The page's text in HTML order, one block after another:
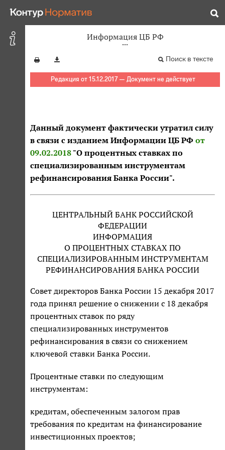
Информация ЦБ РФ
Поиск в тексте
Редакция от 15.12.2017 — Документ не действует
Данный документ фактически утратил силу
в связи с изданием Информации ЦБ РФ от
09.02.2018 "О процентных ставках по
специализированным инструментам
рефинансирования Банка России".
ЦЕНТРАЛЬНЫЙ БАНК РОССИЙСКОЙ
ФЕДЕРАЦИИ
ИНФОРМАЦИЯ
О ПРОЦЕНТНЫХ СТАВКАХ ПО
СПЕЦИАЛИЗИРОВАННЫМ ИНСТРУМЕНТАМ
РЕФИНАНСИРОВАНИЯ БАНКА РОССИИ
Совет директоров Банка России 15 декабря 2017
года принял решение о снижении с 18 декабря
процентных ставок по ряду
специализированных инструментов
рефинансирования в связи со снижением
ключевой ставки Банка России.
Процентные ставки по следующим
инструментам:
кредитам, обеспеченным залогом прав
требования по кредитам на финансирование
инвестиционных проектов;